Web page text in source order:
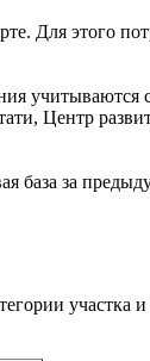
Для этого
Центр
база за
участка